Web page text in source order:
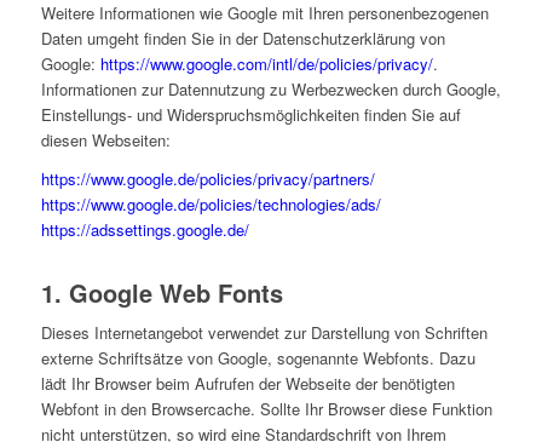
Weitere Informationen wie Google mit Ihren personenbezogenen
Daten umgeht finden Sie in der Datenschutzerklärung von
Google: https://www.google.com/intl/de/policies/privacy/.
Informationen zur Datennutzung zu Werbezwecken durch Google,
Einstellungs- und Widerspruchsmöglichkeiten finden Sie auf
diesen Webseiten:
https://www.google.de/policies/privacy/partners/
https://www.google.de/policies/technologies/ads/
https://adssettings.google.de/
1. Google Web Fonts
Dieses Internetangebot verwendet zur Darstellung von Schriften
externe Schriftsätze von Google, sogenannte Webfonts. Dazu
lädt Ihr Browser beim Aufrufen der Webseite der benötigten
Webfont in den Browsercache. Sollte Ihr Browser diese Funktion
nicht unterstützen, so wird eine Standardschrift von Ihrem